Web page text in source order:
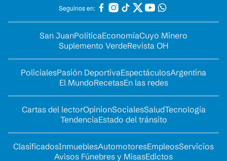
Seguinos en:
San JuanPolíticaEconomíaCuyo Minero
Suplemento VerdeRevista OH
PolicialesPasión DeportivaEspectáculosArgentina
El MundoRecetasEn las redes
Cartas del lectorOpinionSocialesSaludTecnología
TendenciaEstado del tránsito
ClasificadosInmueblesAutomotoresEmpleosServicios
Avisos Fúnebres y MisasEdictos